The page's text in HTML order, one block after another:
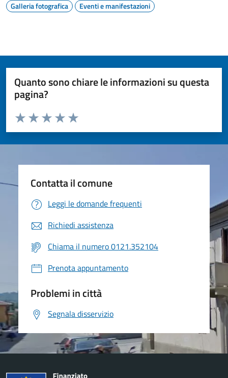
Galleria fotografica
Eventi e manifestazioni
Quanto sono chiare le informazioni su questa
pagina?
Valuta da 1 a 5 stelle la pagina
Valuta 5 stelle su 5
Valuta 4 stelle su 5
Valuta 3 stelle su 5
Valuta 2 stelle su 5
Valuta 1 stelle su 5
Contatta il comune
Leggi le domande frequenti
Richiedi assistenza
Chiama il numero 0121.352104
Prenota appuntamento
Problemi in città
Segnala disservizio